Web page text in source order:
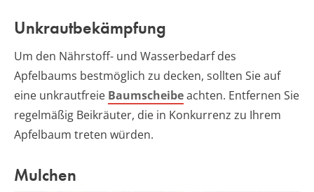
Unkrautbekämpfung
Um den Nährstoff- und Wasserbedarf des
Apfelbaums bestmöglich zu decken, sollten Sie auf
eine unkrautfreie Baumscheibeachten. Entfernen Sie
regelmäßig Beikräuter, die in Konkurrenz zu Ihrem
Apfelbaum treten würden.
Mulchen